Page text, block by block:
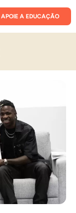
APOIE A EDUCAÇÃO